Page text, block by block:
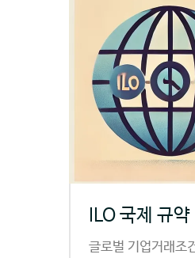
ILO 국제 규약
글로벌 기업거래조